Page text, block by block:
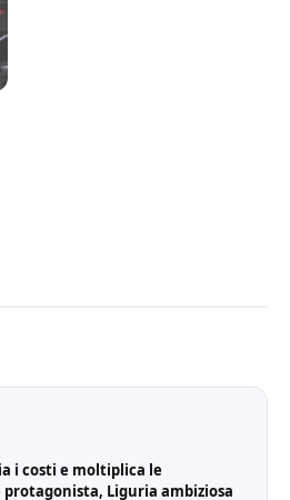
i costi e moltiplica le
Liguria ambiziosa